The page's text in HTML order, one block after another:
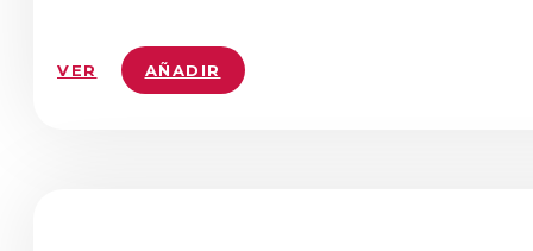
VER AÑADIR